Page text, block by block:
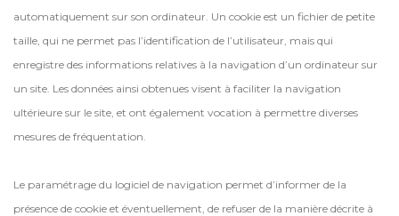
automatiquement sur son ordinateur. Un cookie est un fichier de petite
taille, qui ne permet pas l’identification de l’utilisateur, mais qui
enregistre des informations relatives à la navigation d’un ordinateur sur
un site. Les données ainsi obtenues visent à faciliter la navigation
ultérieure sur le site, et ont également vocation à permettre diverses
mesures de fréquentation.
Le paramétrage du logiciel de navigation permet d’informer de la
présence de cookie et éventuellement, de refuser de la manière décrite à